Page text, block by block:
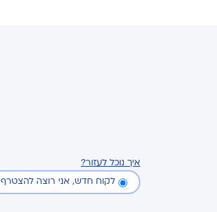
איך נוכל לעזור?
לקוח חדש, אני רוצה להצטרף